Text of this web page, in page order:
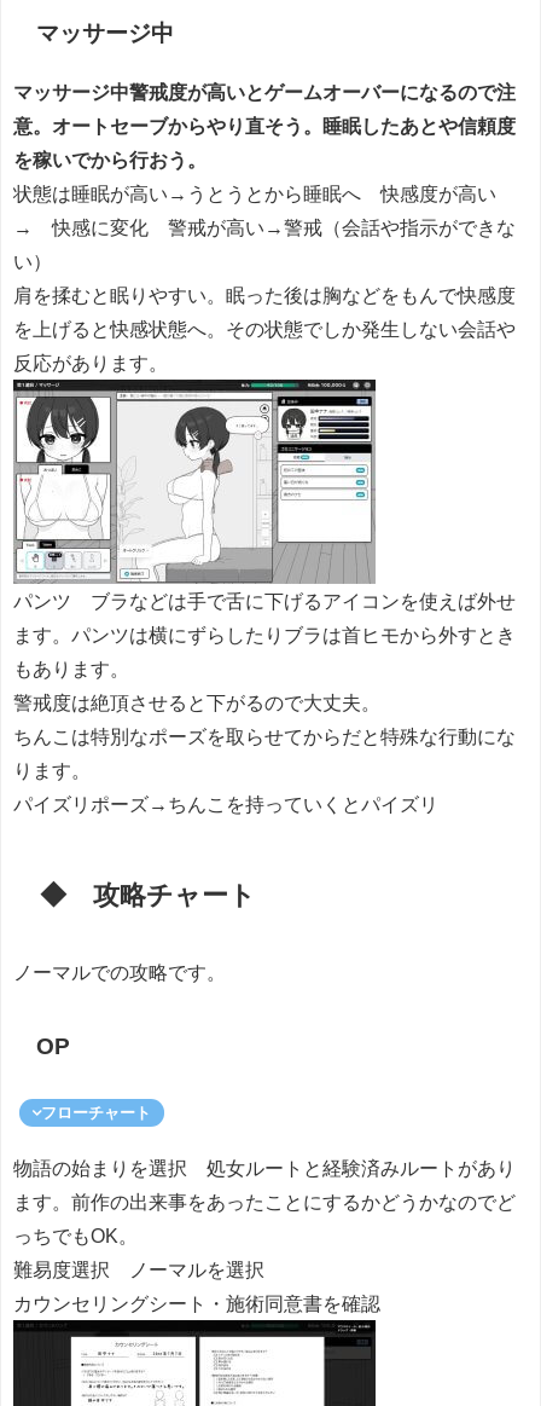
マッサージ中
マッサージ中警戒度が高いとゲームオーバーになるので注
意。オートセーブからやり直そう。睡眠したあとや信頼度
を稼いでから行おう。
状態は睡眠が高い→うとうとから睡眠へ 快感度が高い
→ 快感に変化 警戒が高い→警戒（会話や指示ができな
い）
肩を揉むと眠りやすい。眠った後は胸などをもんで快感度
を上げると快感状態へ。その状態でしか発生しない会話や
反応があります。
パンツ ブラなどは手で舌に下げるアイコンを使えば外せ
ます。パンツは横にずらしたりブラは首ヒモから外すとき
もあります。
警戒度は絶頂させると下がるので大丈夫。
ちんこは特別なポーズを取らせてからだと特殊な行動にな
ります。
パイズリポーズ→ちんこを持っていくとパイズリ
◆ 攻略チャート
ノーマルでの攻略です。
OP
フローチャート
物語の始まりを選択 処女ルートと経験済みルートがあり
ます。前作の出来事をあったことにするかどうかなのでど
っちでもOK。
難易度選択 ノーマルを選択
カウンセリングシート・施術同意書を確認